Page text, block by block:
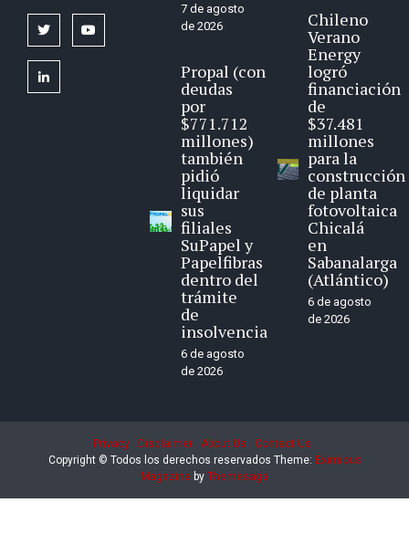
twitter
linkedin
7 de agosto
de 2026
Propal (con
deudas
por
$771.712
millones)
también
pidió
liquidar
sus
filiales
SuPapel y
Papelfibras
dentro del
trámite
de
insolvencia
6 de agosto
de 2026
Chileno
Verano
Energy
logró
financiación
de
$37.481
millones
para la
construcción
de planta
fotovoltaica
Chicalá
en
Sabanalarga
(Atlántico)
6 de agosto
de 2026
Privacy Disclaimer About Us
Contact Us
Copyright © Todos los derechos reservados Theme: Eximious
Magazine by Themesaga